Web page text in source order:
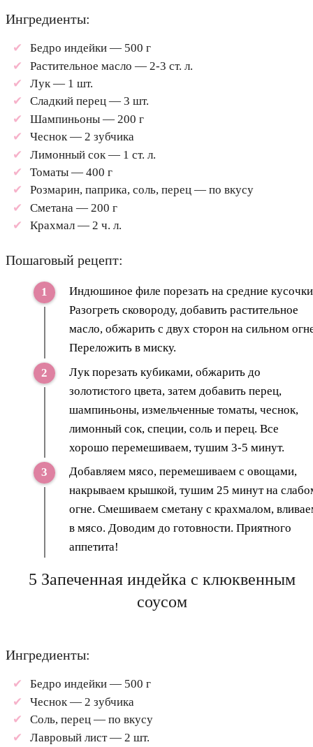
Ингредиенты:
Бедро индейки — 500 г
Растительное масло — 2-3 ст. л.
Лук — 1 шт.
Сладкий перец — 3 шт.
Шампиньоны — 200 г
Чеснок — 2 зубчика
Лимонный сок — 1 ст. л.
Томаты — 400 г
Розмарин, паприка, соль, перец — по вкусу
Сметана — 200 г
Крахмал — 2 ч. л.
Пошаговый рецепт:
Индюшиное филе порезать на средние
Разогреть сковороду, добавить растительное
масло, обжарить с двух сторон на сильном
Переложить в миску.
Лук порезать кубиками, обжарить до
золотистого цвета, затем добавить перец,
шампиньоны, измельченные томаты, чеснок,
лимонный сок, специи, соль и перец. Все
хорошо перемешиваем, тушим 3-5 минут.
Добавляем мясо, перемешиваем с овощами,
накрываем крышкой, тушим 25 минут на
огне. Смешиваем сметану с крахмалом,
в мясо. Доводим до готовности. Приятного
аппетита!
5 Запеченная индейка с клюквенным
соусом
Ингредиенты:
Бедро индейки — 500 г
Чеснок — 2 зубчика
Соль, перец — по вкусу
Лавровый лист — 2 шт.